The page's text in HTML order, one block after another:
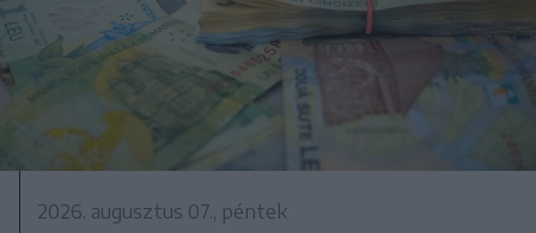
2026. augusztus 07., péntek